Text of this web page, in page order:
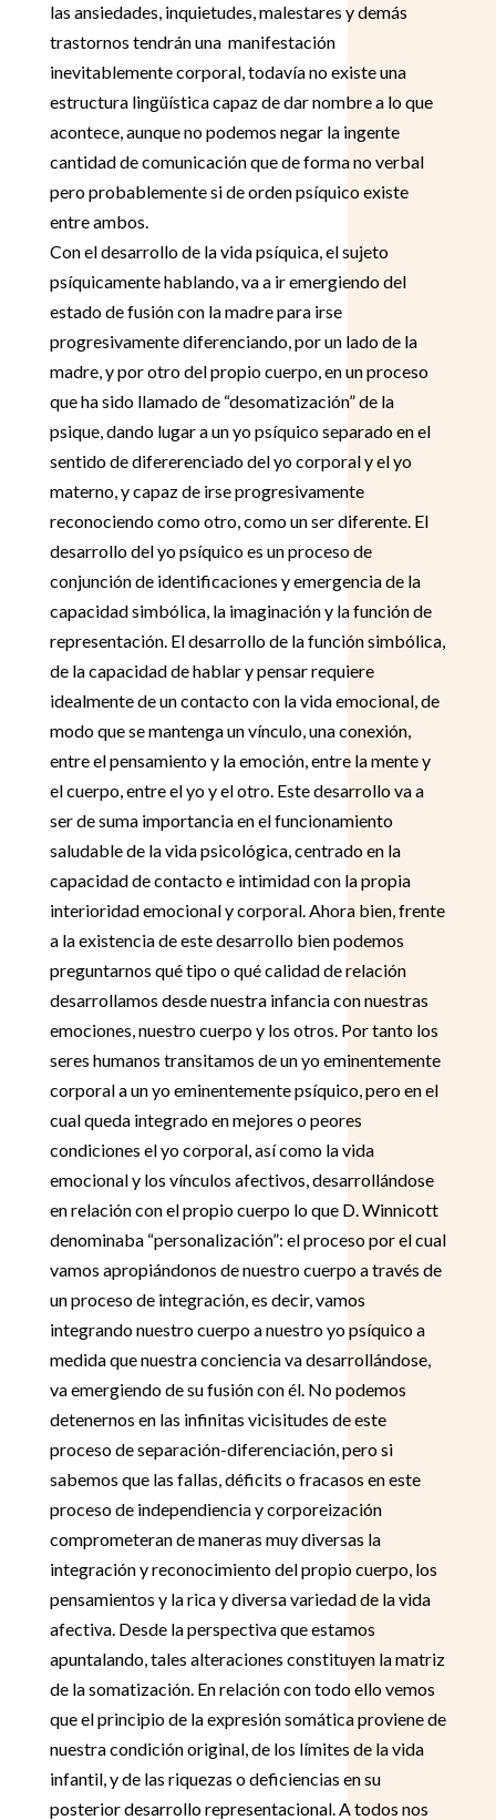
las ansiedades, inquietudes, malestares y demás
trastornos tendrán una manifestación
inevitablemente corporal, todavía no existe una
estructura lingüística capaz de dar nombre a lo que
acontece, aunque no podemos negar la ingente
cantidad de comunicación que de forma no verbal
pero probablemente si de orden psíquico existe
entre ambos.
Con el desarrollo de la vida psíquica, el sujeto
psíquicamente hablando, va a ir emergiendo del
estado de fusión con la madre para irse
progresivamente diferenciando, por un lado de la
madre, y por otro del propio cuerpo, en un proceso
que ha sido llamado de “desomatización” de la
psique, dando lugar a un yo psíquico separado en el
sentido de difererenciado del yo corporal y el yo
materno, y capaz de irse progresivamente
reconociendo como otro, como un ser diferente. El
desarrollo del yo psíquico es un proceso de
conjunción de identificaciones y emergencia de la
capacidad simbólica, la imaginación y la función de
representación. El desarrollo de la función simbólica,
de la capacidad de hablar y pensar requiere
idealmente de un contacto con la vida emocional, de
modo que se mantenga un vínculo, una conexión,
entre el pensamiento y la emoción, entre la mente y
el cuerpo, entre el yo y el otro. Este desarrollo va a
ser de suma importancia en el funcionamiento
saludable de la vida psicológica, centrado en la
capacidad de contacto e intimidad con la propia
interioridad emocional y corporal. Ahora bien, frente
a la existencia de este desarrollo bien podemos
preguntarnos qué tipo o qué calidad de relación
desarrollamos desde nuestra infancia con nuestras
emociones, nuestro cuerpo y los otros. Por tanto los
seres humanos transitamos de un yo eminentemente
corporal a un yo eminentemente psíquico, pero en el
cual queda integrado en mejores o peores
condiciones el yo corporal, así como la vida
emocional y los vínculos afectivos, desarrollándose
en relación con el propio cuerpo lo que D. Winnicott
denominaba “personalización”: el proceso por el cual
vamos apropiándonos de nuestro cuerpo a través de
un proceso de integración, es decir, vamos
integrando nuestro cuerpo a nuestro yo psíquico a
medida que nuestra conciencia va desarrollándose,
va emergiendo de su fusión con él. No podemos
detenernos en las infinitas vicisitudes de este
proceso de separación-diferenciación, pero si
sabemos que las fallas, déficits o fracasos en este
proceso de independiencia y corporeización
comprometeran de maneras muy diversas la
integración y reconocimiento del propio cuerpo, los
pensamientos y la rica y diversa variedad de la vida
afectiva. Desde la perspectiva que estamos
apuntalando, tales alteraciones constituyen la matriz
de la somatización. En relación con todo ello vemos
que el principio de la expresión somática proviene de
nuestra condición original, de los límites de la vida
infantil, y de las riquezas o deficiencias en su
posterior desarrollo representacional. A todos nos